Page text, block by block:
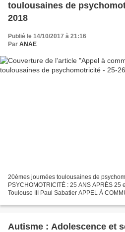
toulousaines de
2018
Publié le 14/10/2017 à 21:16
Par ANAE
20èmes journées toulousaines de
PSYCHOMOTRICITÉ : 25 ANS APRÈS 25
Toulouse III Paul Sabatier APPEL À
l’institut...
Autisme : Adolescence et